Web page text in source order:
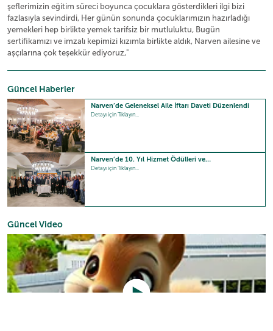
Güncel Haberler
Narven’de Geleneksel Aile İftarı Daveti Düzenlendi
Detayı için Tıklayın...
Narven’de 10. Yıl Hizmet Ödülleri ve…
Detayı için Tıklayın...
Güncel Video
şeflerimizin eğitim süreci boyunca çocuklara gösterdikleri ilgi bizi
fazlasıyla sevindirdi, Her günün sonunda çocuklarımızın hazırladığı
yemekleri hep birlikte yemek tarifsiz bir mutluluktu, Bugün
sertifikamızı ve imzalı kepimizi kızımla birlikte aldık, Narven ailesine ve
aşçılarına çok teşekkür ediyoruz,"